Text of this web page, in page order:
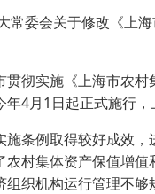
常委会关于修改《上
彻实施《上海市农
4月1日起正式施行，
条例取得较好成效
村集体资产保值增
织机构运行管理不